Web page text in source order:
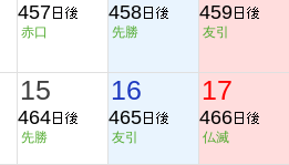
457
赤口
458
先勝
459
友引
15
464
先勝
16
465
友引
17
466
仏滅